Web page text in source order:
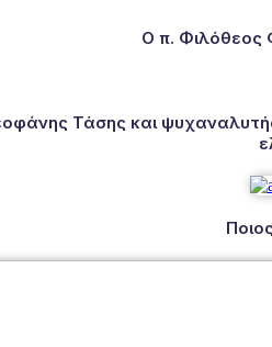
Ο π. Φιλόθεος
Τάσης και